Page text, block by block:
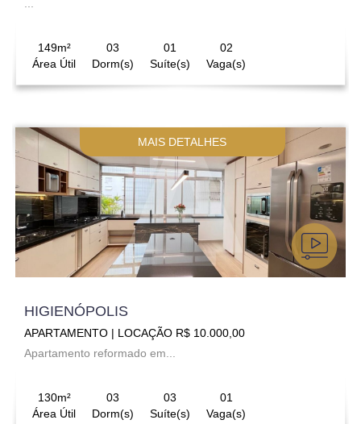
149m²
Área Útil
03
Dorm(s)
01
Suíte(s)
02
Vaga(s)
MAIS DETALHES
HIGIENÓPOLIS
APARTAMENTO | LOCAÇÃO R$ 10.000,00
Apartamento reformado em...
130m²
Área Útil
03
Dorm(s)
03
Suíte(s)
01
Vaga(s)